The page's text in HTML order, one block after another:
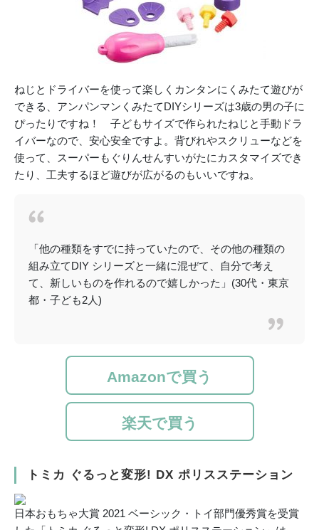
ねじとドライバーを使って楽しくカンタンにくみたて遊びが
できる、アンパンマンくみたてDIYシリーズは3歳の男の子に
ぴったりですね！ 子どもサイズで作られたねじと手動ドラ
イバーなので、安心安全ですよ。背びれやスクリューなどを
使って、スーパーもぐりんせんすいがたにカスタマイズでき
たり、工夫するほど遊びが広がるのもいいですね。
「他の種類をすでに持っていたので、その他の種類の
組み立てDIY シリーズと一緒に混ぜて、自分で考え
て、新しいものを作れるので嬉しかった」(30代・東京
都・子ども2人)
Amazonで買う
楽天で買う
トミカ ぐるっと変形! DX ポリスステーション
日本おもちゃ大賞 2021 ベーシック・トイ部門優秀賞を受賞